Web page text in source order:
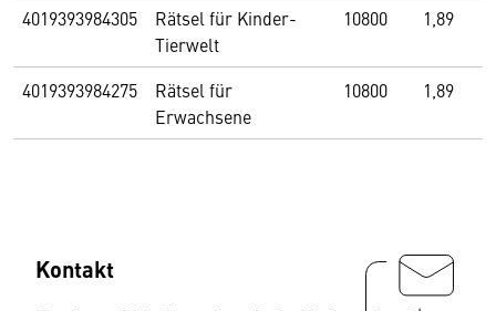
4019393984305
Rätsel für Kinder-
Tierwelt
10800 1,89
4019393984275
Rätsel für
Erwachsene
10800 1,89
Kontakt